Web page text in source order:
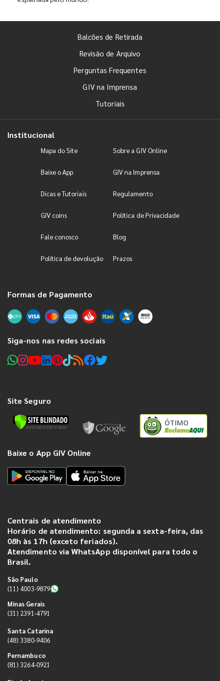
Balcões de Retirada
Revisão de Arquivo
Perguntas Frequentes
GIV na Imprensa
Tutoriais
Institucional
Mapa do Site Sobre a GIV Online
Baixe o App GIV na Imprensa
Dicas e Tutoriais Regulamento
GIV coins Política de Privacidade
Fale conosco Blog
Política de devolução Prazos
Formas de Pagamento
Siga-nos nas redes sociais
Site Seguro
ÓTIMO
Baixe o App GIV Online
Centrais de atendimento
Horário de atendimento: segunda a sexta-feira, das
08h às 17h (exceto feriados).
Atendimento via WhatsApp disponível para todo o
Brasil.
São Paulo
(11) 4003-9879
Minas Gerais
(31) 2391-4791
Santa Catarina
(48) 3380-9406
Pernambuco
(81) 3264-0921